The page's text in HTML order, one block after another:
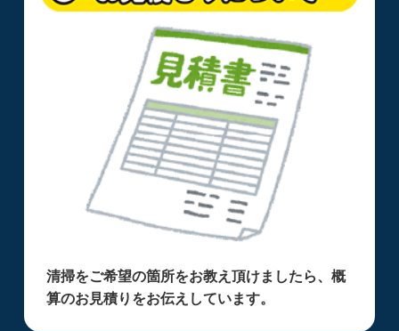
清掃をご希望の箇所をお教え頂けましたら、概
算のお見積りをお伝えしています。